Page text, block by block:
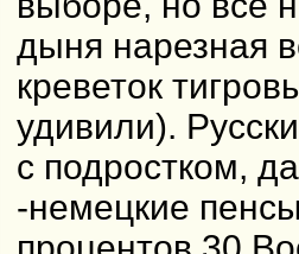
дыня нарезная
креветок
удивили).
с подростком,
-немецкие